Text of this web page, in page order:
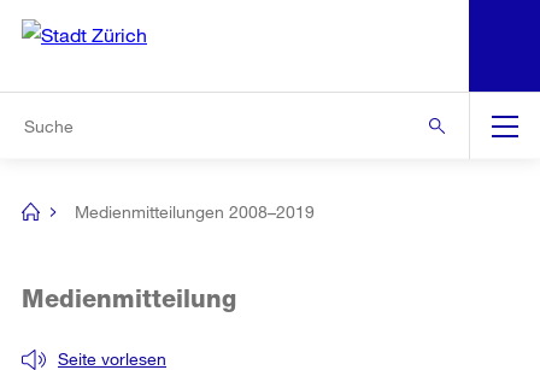
Navigation
[no
Medienmitteilungen 2008–2019
Seite vorlesen
Medienmitteilung